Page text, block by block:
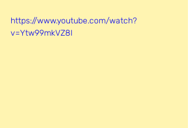
https://www.youtube.com/watch?
v=Ytw99mkVZ8I